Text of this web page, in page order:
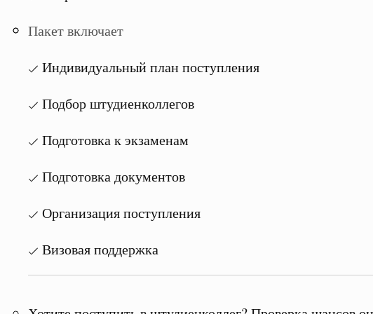
Пакет включает
Индивидуальный план поступления
Подбор штудиенколлегов
Подготовка к экзаменам
Подготовка документов
Организация поступления
Визовая поддержка